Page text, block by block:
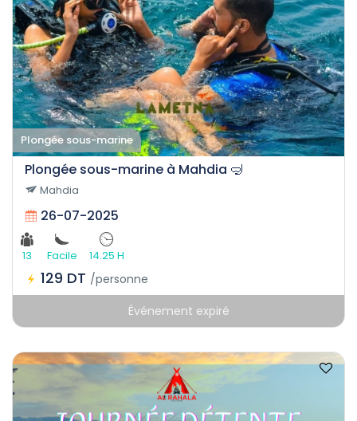
Plongée sous-marine
Plongée sous-marine à Mahdia 🤿
Mahdia
26-07-2025
13 Facile 14.25 H
129 DT /personne
Événement expiré